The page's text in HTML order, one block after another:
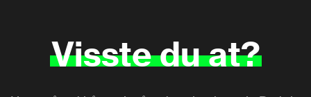
Vissteduat?